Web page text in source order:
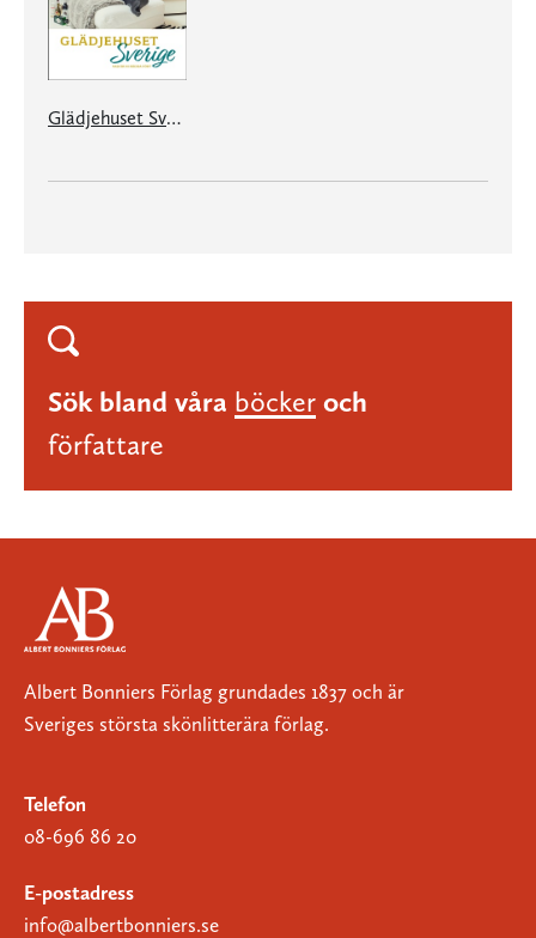
Glädjehuset Sverige
Sök bland våra böcker och
författare
Albert Bonniers Förlag grundades 1837 och är
Sveriges största skönlitterära förlag.
Telefon
08-696 86 20
E-postadress
info@albertbonniers.se